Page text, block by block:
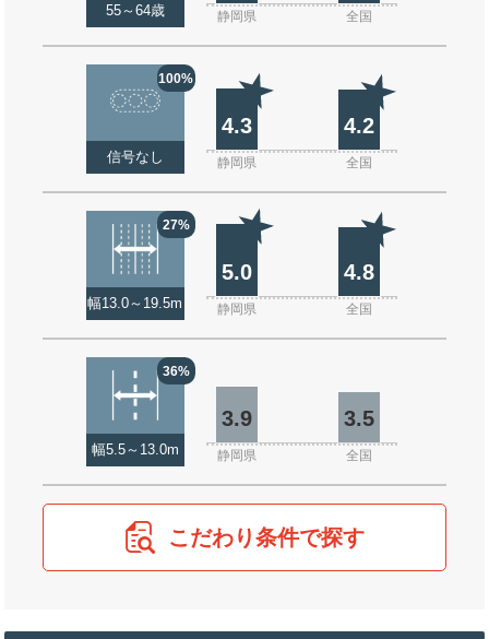
55～64歳 静岡県 全国
100%
信号なし
4.3 4.2
静岡県 全国
27%
幅13.0～19.5m
5.0 4.8
静岡県 全国
36%
幅5.5～13.0m
3.9 3.5
静岡県 全国
こだわり条件で探す